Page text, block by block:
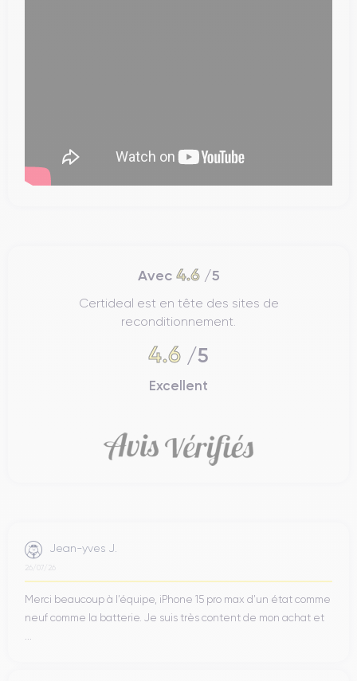
Avec 4.6/5
Certideal est en tête des sites de
reconditionnement.
4.6 /5
Excellent
Jean-yves J.
26/07/26
Merci beaucoup à l’équipe, iPhone 15 pro max d’un état comme
neuf comme la batterie. Je suis très content de mon achat et